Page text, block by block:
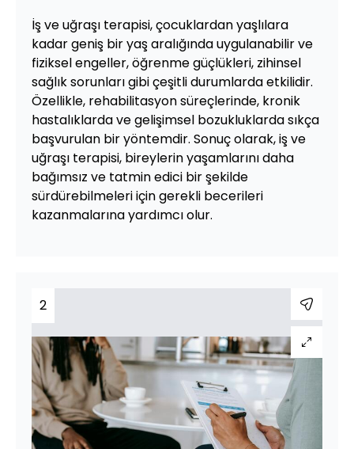
İş ve uğraşı terapisi, çocuklardan yaşlılara
kadar geniş bir yaş aralığında uygulanabilir ve
fiziksel engeller, öğrenme güçlükleri, zihinsel
sağlık sorunları gibi çeşitli durumlarda etkilidir.
Özellikle, rehabilitasyon süreçlerinde, kronik
hastalıklarda ve gelişimsel bozukluklarda sıkça
başvurulan bir yöntemdir. Sonuç olarak, iş ve
uğraşı terapisi, bireylerin yaşamlarını daha
bağımsız ve tatmin edici bir şekilde
sürdürebilmeleri için gerekli becerileri
kazanmalarına yardımcı olur.
2